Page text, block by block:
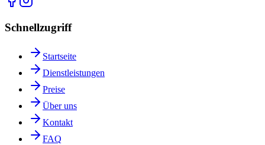
Schnellzugriff
Startseite
Dienstleistungen
Preise
Über uns
Kontakt
FAQ